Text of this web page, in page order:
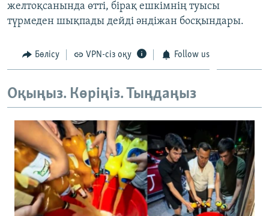
желтоқсанында өтті, бірақ ешкімнің туысы
түрмеден шықпады дейді әндіжан босқындары.
Бөлісу VPN-сіз оқу Follow us
Оқыңыз. Көріңіз. Тыңдаңыз